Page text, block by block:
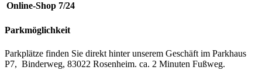
Online-Shop 7/24
Parkmöglichkeit
Parkplätze finden Sie direkt hinter unserem Geschäft im Parkhaus
P7, Binderweg, 83022 Rosenheim. ca. 2 Minuten Fußweg.